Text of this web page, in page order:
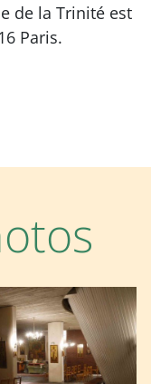
de la Trinité est
Paris.